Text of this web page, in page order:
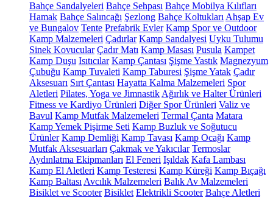
Bahçe Sandalyeleri Bahçe Sehpası Bahçe Mobilya Kılıfları
Hamak Bahçe Salıncağı Şezlong Bahçe Koltukları Ahşap Ev
ve Bungalov Tente Prefabrik Evler Kamp Spor ve Outdoor
Kamp Malzemeleri Çadırlar Kamp Sandalyesi Uyku Tulumu
Sinek Kovucular Çadır Matı Kamp Masası Pusula Kampet
Kamp Duşu Isıtıcılar Kamp Çantası Şişme Yastık Magnezyum
Çubuğu Kamp Tuvaleti Kamp Taburesi Şişme Yatak Çadır
Aksesuarı Sırt Çantası Hayatta Kalma Malzemeleri Spor
Aletleri Pilates, Yoga ve Jimnastik Ağırlık ve Halter Ürünleri
Fitness ve Kardiyo Ürünleri Diğer Spor Ürünleri Valiz ve
Bavul Kamp Mutfak Malzemeleri Termal Çanta Matara
Kamp Yemek Pişirme Seti Kamp Buzluk ve Soğutucu
Ürünler Kamp Demliği Kamp Tavası Kamp Ocağı Kamp
Mutfak Aksesuarları Çakmak ve Yakıcılar Termoslar
Aydınlatma Ekipmanları El Feneri Işıldak Kafa Lambası
Kamp El Aletleri Kamp Testeresi Kamp Küreği Kamp Bıçağı
Kamp Baltası Avcılık Malzemeleri Balık Av Malzemeleri
Bisiklet ve Scooter Bisiklet Elektrikli Scooter Bahçe Aletleri